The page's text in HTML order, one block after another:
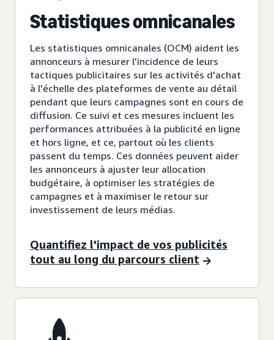
Statistiques omnicanales
Les statistiques omnicanales (OCM) aident les
annonceurs à mesurer l'incidence de leurs
tactiques publicitaires sur les activités d'achat
à l'échelle des plateformes de vente au détail
pendant que leurs campagnes sont en cours de
diffusion. Ce suivi et ces mesures incluent les
performances attribuées à la publicité en ligne
et hors ligne, et ce, partout où les clients
passent du temps. Ces données peuvent aider
les annonceurs à ajuster leur allocation
budgétaire, à optimiser les stratégies de
campagnes et à maximiser le retour sur
investissement de leurs médias.
Quantifiez l'impact de vos publicités
tout au long du parcours client